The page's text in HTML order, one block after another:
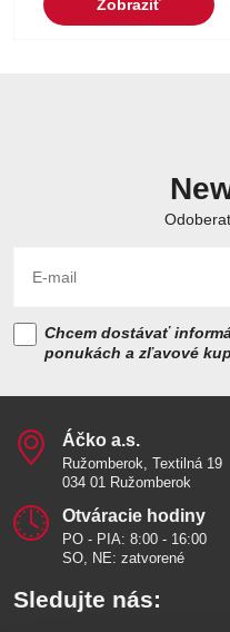
Zobraziť
Chcem dostávať
ponukách a zľavové
Áčko a​.s​.
Ružomberok, Textilná 19
034 01 Ružomberok
Otváracie hodiny
PO - PIA: 8:00 - 16:00
SO, NE: zatvorené
Sledujte nás: